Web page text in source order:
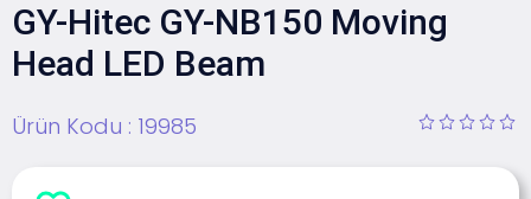
GY-Hitec GY-NB150 Moving
Head LED Beam
Ürün Kodu : 19985